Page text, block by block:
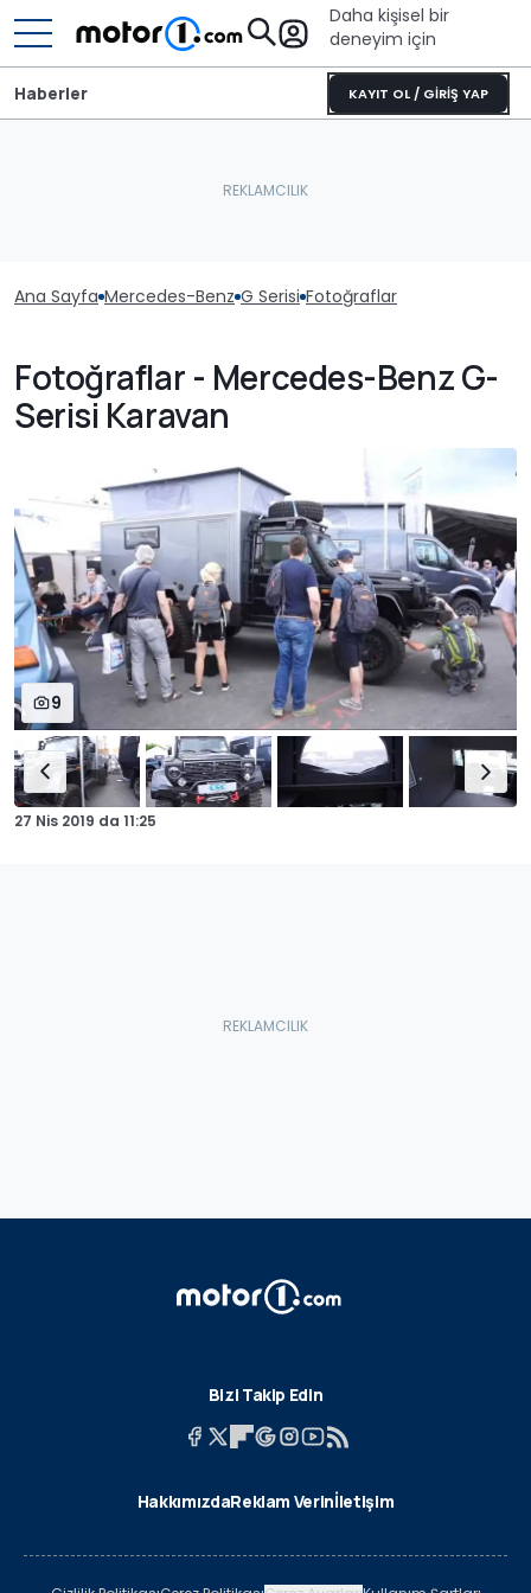
Daha kişisel bir
deneyim için
KAYIT OL / GİRİŞ YAP
Haberler
Ana Sayfa Mercedes-Benz G Serisi Fotoğraflar
Fotoğraflar - Mercedes-Benz G-
Serisi Karavan
9
27 Nis 2019 da 11:25
Bizi Takip Edin
HakkımızdaReklam Verinİletişim